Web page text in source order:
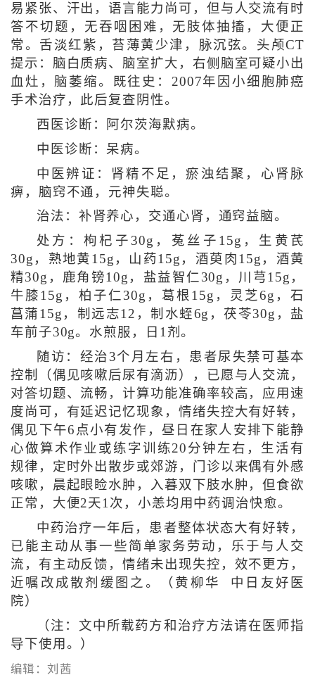
易紧张、汗出，语言能力尚可，但与人交流有时
答不切题，无吞咽困难，无肢体抽搐，大便正
常。舌淡红紫，苔薄黄少津，脉沉弦。头颅CT
提示：脑白质病、脑室扩大，右侧脑室可疑小出
血灶，脑萎缩。既往史：2007年因小细胞肺癌
手术治疗，此后复查阴性。
西医诊断：阿尔茨海默病。
中医诊断：呆病。
中医辨证：肾精不足，瘀浊结聚，心肾脉
痹，脑窍不通，元神失聪。
治法：补肾养心，交通心肾，通窍益脑。
处方：枸杞子30g，菟丝子15g，生黄芪
30g，熟地黄15g，山药15g，酒萸肉15g，酒黄
精30g，鹿角镑10g，盐益智仁30g，川芎15g，
牛膝15g，柏子仁30g，葛根15g，灵芝6g，石
菖蒲15g，制远志12，制水蛭6g，茯苓30g，盐
车前子30g。水煎服，日1剂。
随访：经治3个月左右，患者尿失禁可基本
控制（偶见咳嗽后尿有滴沥），已愿与人交流，
对答切题、流畅，计算功能准确率较高，应用速
度尚可，有延迟记忆现象，情绪失控大有好转，
偶见下午6点小有发作，昼日在家人安排下能静
心做算术作业或练字训练20分钟左右，生活有
规律，定时外出散步或郊游，门诊以来偶有外感
咳嗽，晨起眼睑水肿，入暮双下肢水肿，但食欲
正常，大便2天1次，小恙均用中药调治快愈。
中药治疗一年后，患者整体状态大有好转，
已能主动从事一些简单家务劳动，乐于与人交
流，有主动反馈，情绪未出现失控，效不更方，
近嘱改成散剂缓图之。（黄柳华 中日友好医
院）
（注：文中所载药方和治疗方法请在医师指
导下使用。）
编辑：刘茜